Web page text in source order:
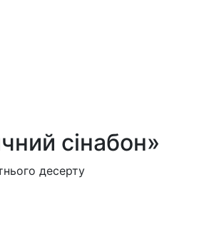
сінабон»
десерту